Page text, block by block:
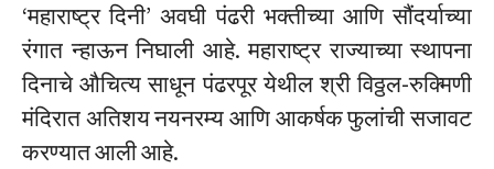
‘महाराष्ट्र दिनी’ अवघी पंढरी भक्तीच्या आणि सौंदर्याच्या
रंगात न्हाऊन निघाली आहे.महाराष्ट्र राज्याच्या स्थापना
दिनाचे औचित्य साधून पंढरपूर येथील श्री विठ्ठल-रुक्मिणी
मंदिरात अतिशय नयनरम्य आणि आकर्षक फुलांची सजावट
करण्यात आली आहे.